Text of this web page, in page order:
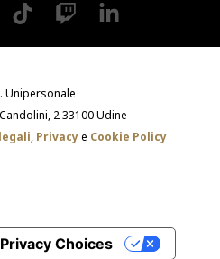
instagramtiktok twitch
Unipersonale
2 33100 Udine
, Privacye Cookie Policy
Choices